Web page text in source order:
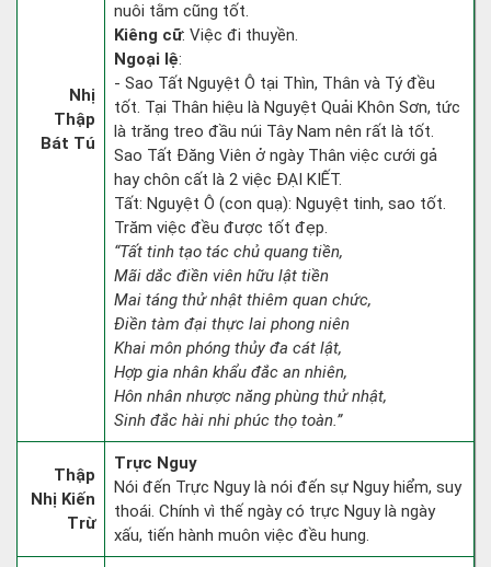
Nhị
Thập
Bát Tú
nuôi tằm cũng tốt.
Kiêng cữ: Việc đi thuyền.
Ngoại lệ:
- Sao Tất Nguyệt Ô tại Thìn, Thân và Tý đều
tốt. Tại Thân hiệu là Nguyệt Quải Khôn Sơn, tức
là trăng treo đầu núi Tây Nam nên rất là tốt.
Sao Tất Đăng Viên ở ngày Thân việc cưới gả
hay chôn cất là 2 việc ĐẠI KIẾT.
Tất: Nguyệt Ô (con quạ): Nguyệt tinh, sao tốt.
Trăm việc đều được tốt đẹp.
“Tất tinh tạo tác chủ quang tiền,
Mãi dắc điền viên hữu lật tiền
Mai táng thử nhật thiêm quan chức,
Điền tàm đại thực lai phong niên
Khai môn phóng thủy đa cát lật,
Hợp gia nhân khẩu đắc an nhiên,
Hôn nhân nhược năng phùng thử nhật,
Sinh đắc hài nhi phúc thọ toàn.”
Thập
Nhị Kiến
Trừ
Trực Nguy
Nói đến Trực Nguy là nói đến sự Nguy hiểm, suy
thoái. Chính vì thế ngày có trực Nguy là ngày
xấu, tiến hành muôn việc đều hung.